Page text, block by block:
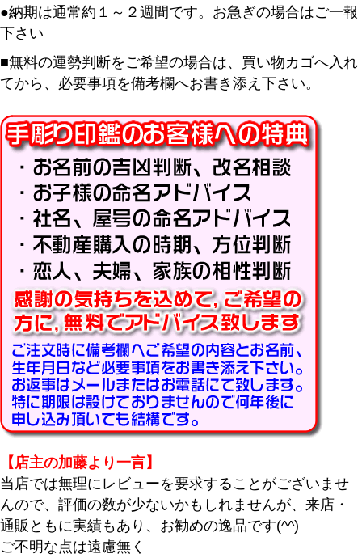
●納期は通常約１～２週間です。お急ぎの場合はご一報
下さい
■無料の運勢判断をご希望の場合は、買い物カゴへ入れ
てから、必要事項を備考欄へお書き添え下さい。
【店主の加藤より一言】
当店では無理にレビューを要求することがございませ
んので、評価の数が少ないかもしれませんが、来店・
通販ともに実績もあり、お勧めの逸品です(^^)
ご不明な点は遠慮無く
キーワード
価格
〜
商品タグ
セール
限定
再入荷
翌日発送
在庫なし商品
在庫なし商品を表示しない
商品番号/JANコード
バンドル販売